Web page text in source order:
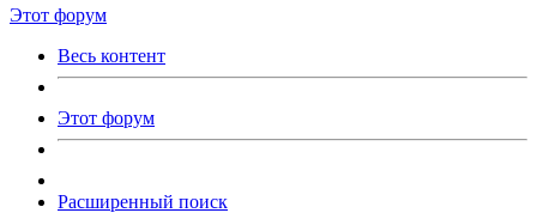
Этот форум
Весь контент
Этот форум
Расширенный поиск